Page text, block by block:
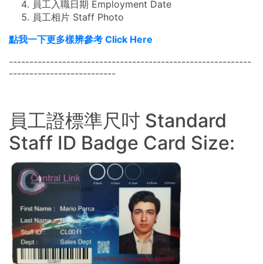
員工入職日期 Employment Date
員工相片 Staff Photo
點我一下更多樣辨參考 Click Here
-----------------------------------------------------------
--------------------------
員工證標準尺吋 Standard
Staff ID Badge Card Size: